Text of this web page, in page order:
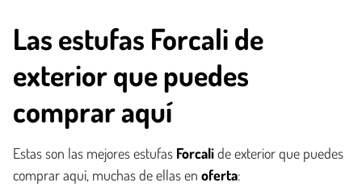
Las estufas Forcali de
exterior que puedes
comprar aquí
Estas son las mejores estufas Forcalide exterior que puedes
comprar aquí, muchas de ellas en oferta: